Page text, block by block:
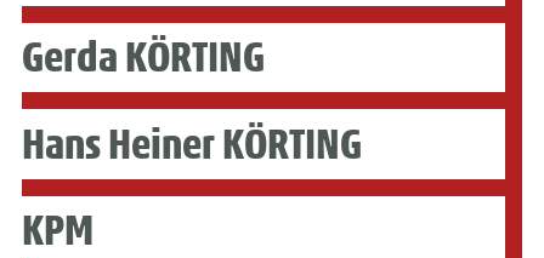
Gerda KÖRTING
Hans Heiner KÖRTING
KPM